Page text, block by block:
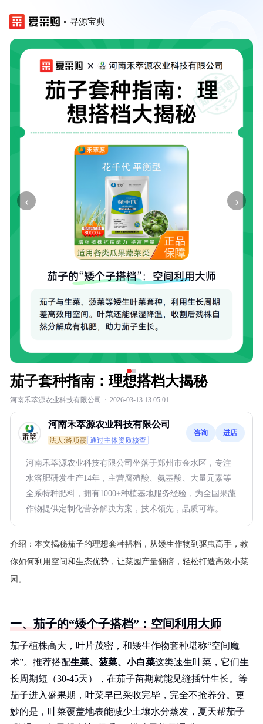
寻源宝典
‹ ›
茄子套种指南：理想搭档大揭秘
河南禾萃源农业科技有限公司 · 2026-03-13 13:05:01
河南禾萃源农业科技有限公司
法人:路顺霞 通过主体资质核查
咨询 进店
河南禾萃源农业科技有限公司坐落于郑州市金水区，专注
水溶肥研发生产14年，主营腐殖酸、氨基酸、大量元素等
全系特种肥料，拥有1000+种植基地服务经验，为全国果蔬
作物提供定制化营养解决方案，技术领先，品质可靠。
介绍： 本文揭秘茄子的理想套种搭档，从矮生作物到驱虫高手，教
你如何利用空间和生态优势，让菜园产量翻倍，轻松打造高效小菜
园。
一、茄子的“矮个子搭档”：空间利用大师
茄子植株高大，叶片茂密，和矮生作物套种堪称“空间魔
术”。推荐搭配生菜、菠菜、小白菜这类速生叶菜，它们生
长周期短（30-45天），在茄子苗期就能见缝插针生长。等
茄子进入盛果期，叶菜早已采收完毕，完全不抢养分。更
妙的是，叶菜覆盖地表能减少土壤水分蒸发，夏天帮茄子